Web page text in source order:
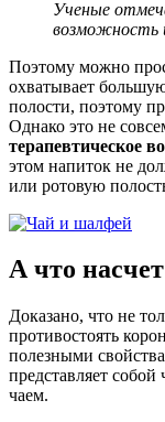
Ученые
возможность
Поэтому можно
охватывает
полости, поэтому
Однако это не
терапевтическое
этом напиток не
или ротовую
А что
Доказано, что не
противостоять
полезными
представляет
чаем.